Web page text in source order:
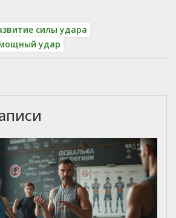
силы удара
удар